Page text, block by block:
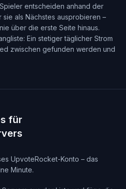
entscheiden anhand der
als Nächstes ausprobieren –
über die erste Seite hinaus.
Ein stetiger täglicher Strom
zwischen gefunden werden und
für
UpvoteRocket-Konto – das
Minute.